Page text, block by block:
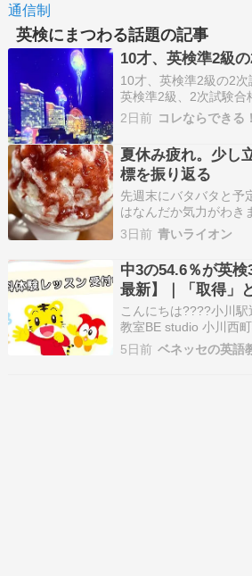
通信制
英検にまつわる話題の記事
10才、英検準2級
10才、英検準2級の2次
英検準2級、2次試験合
た～できなかった～と
してはもう落ちたつも
天。 点数を見てみると
た。 何を失敗したか
が…
2日前
夏休み疲れ。少し
標を振り返る
先週末にバタバタと予
はなんだか気力がわき
も重なり、体も頭もス
理をしても効率が上が
ペースを落として進
るとき「あれ？ 今どこ
と一瞬ぼーっ…
3日前 青いライオン
中3の54.6％が英
最新】｜「取得」
こんにちは????小川
教室BE studio 小川西
市・東村山市を中心に
ただいています????
5日前